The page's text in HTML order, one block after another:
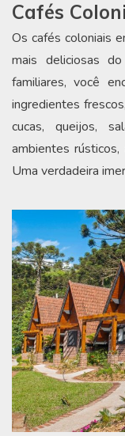
Cafés
Os cafés coloniais
mais deliciosas
familiares, você
ingredientes
cucas, queijos,
ambientes
Uma verdadeira